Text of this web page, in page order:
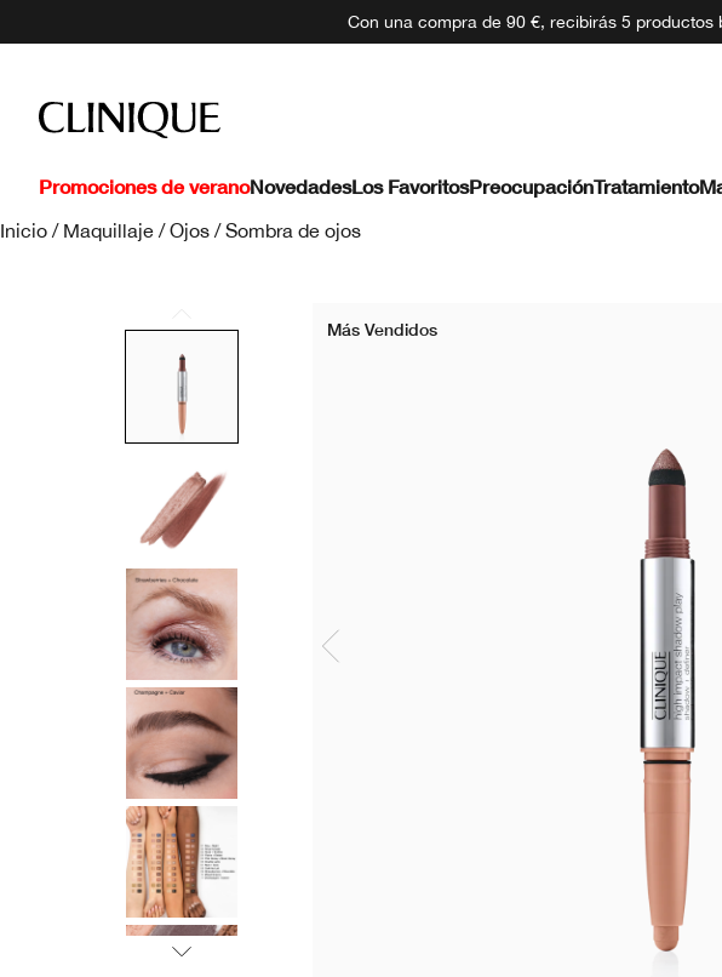
Con una compra de 90 €, recibirás 5
Promociones de veranoNovedadesLos FavoritosPreocupaciónTratamiento
Inicio / Maquillaje / Ojos / Sombra de ojos
Más Vendidos